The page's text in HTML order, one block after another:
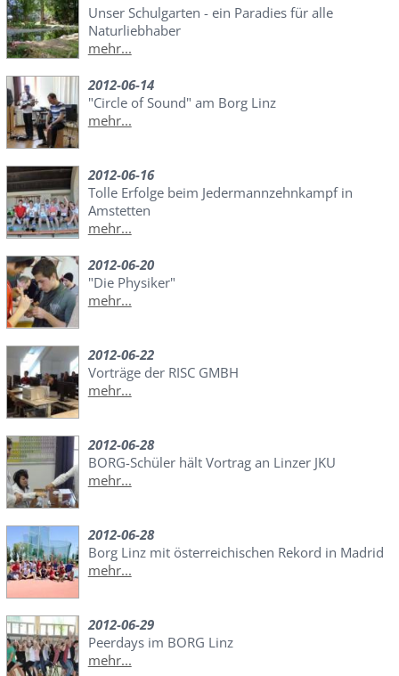
Unser Schulgarten - ein Paradies für alle
Naturliebhaber
mehr...
2012-06-14
"Circle of Sound" am Borg Linz
mehr...
2012-06-16
Tolle Erfolge beim Jedermannzehnkampf in
Amstetten
mehr...
2012-06-20
"Die Physiker"
mehr...
2012-06-22
Vorträge der RISC GMBH
mehr...
2012-06-28
BORG-Schüler hält Vortrag an Linzer JKU
mehr...
2012-06-28
Borg Linz mit österreichischen Rekord in Madrid
mehr...
2012-06-29
Peerdays im BORG Linz
mehr...